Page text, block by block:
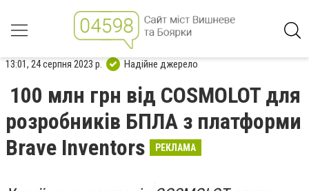
13:01, 24 серпня 2023 р. Надійне джерело
100 млн грн від COSMOLOT для
розробників БПЛА з платформи
Brave Inventors
РЕКЛАМА